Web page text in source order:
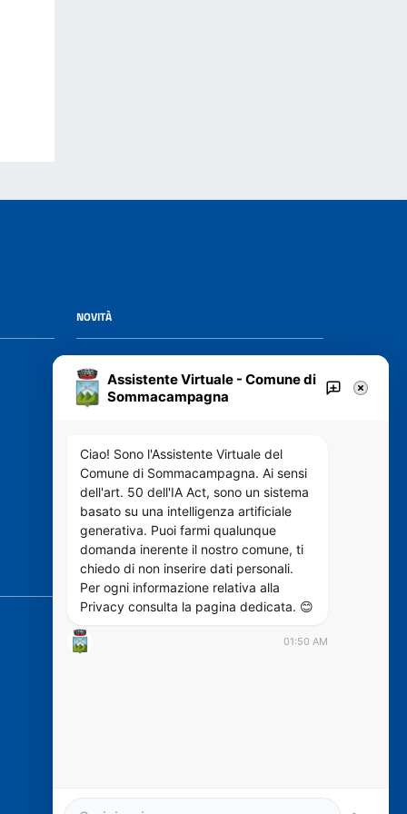
NOVITÀ
Notizie
Avvisi
VIVERE IL COMUNE
Luoghi
Eventi
SEGUICI SU
Assistente Virtuale - Comune di
Sommacampagna
Ciao! Sono l'Assistente Virtuale del
Comune di Sommacampagna. Ai sensi
dell'art. 50 dell'IA Act, sono un sistema
basato su una intelligenza artificiale
generativa. Puoi farmi qualunque
domanda inerente il nostro comune, ti
chiedo di non inserire dati personali.
Per ogni informazione relativa alla
Privacy consulta la pagina dedicata. 😊
01:50 AM